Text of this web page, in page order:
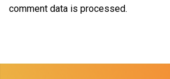
comment data is processed.